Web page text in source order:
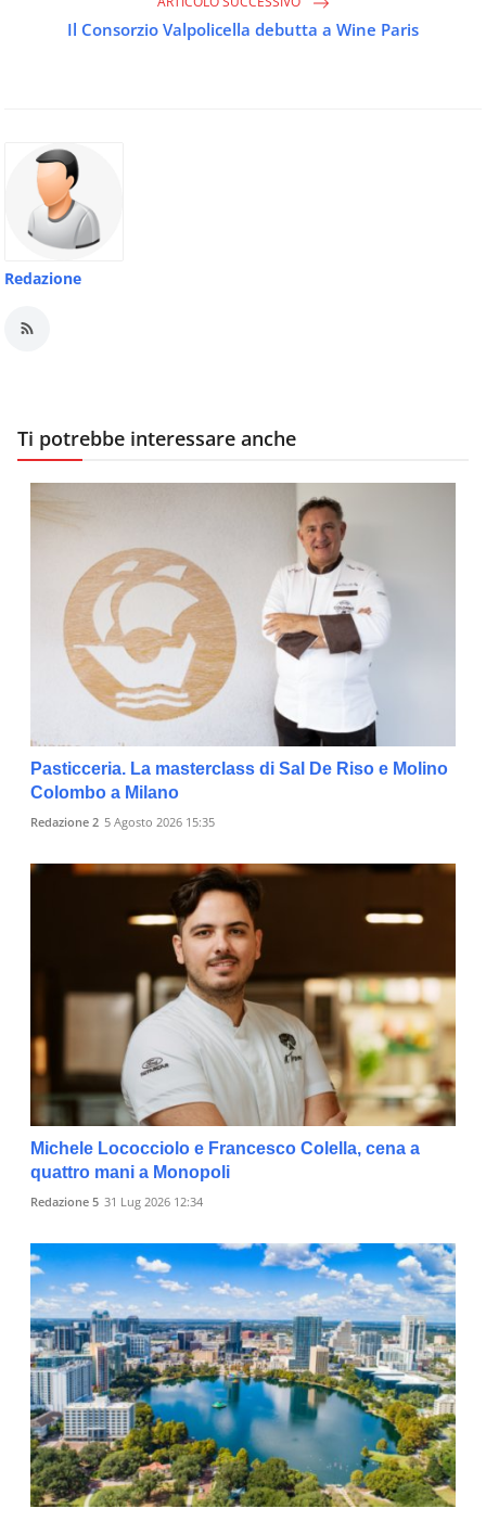
Il Consorzio Valpolicella debutta a Wine Paris
Redazione
Ti potrebbe interessare anche
Pasticceria. La masterclass di Sal De Riso e Molino
Colombo a Milano
Redazione 2 5 Agosto 2026 15:35
Michele Lococciolo e Francesco Colella, cena a
quattro mani a Monopoli
Redazione 5 31 Lug 2026 12:34